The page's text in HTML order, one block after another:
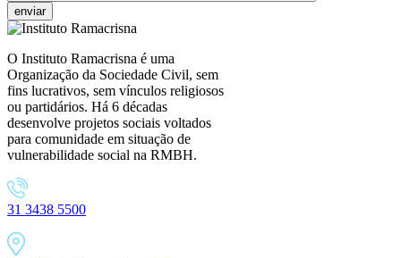
O Instituto Ramacrisna é uma
Organização da Sociedade Civil, sem
fins lucrativos, sem vínculos religiosos
ou partidários. Há 6 décadas
desenvolve projetos sociais voltados
para comunidade em situação de
vulnerabilidade social na RMBH.
31 3438 5500